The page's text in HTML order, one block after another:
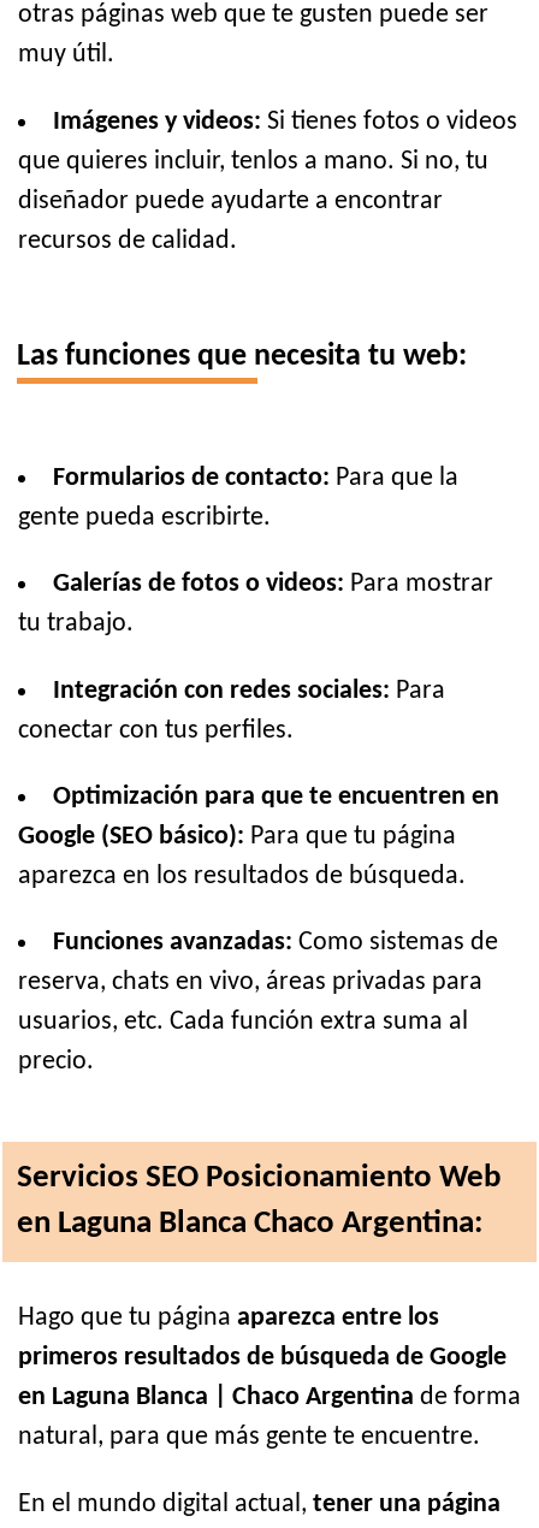
otras páginas web que te gusten puede ser
muy útil.
Imágenes y videos: Si tienes fotos o videos
que quieres incluir, tenlos a mano. Si no, tu
diseñador puede ayudarte a encontrar
recursos de calidad.
Las funciones que necesita tu web:
Formularios de contacto: Para que la
gente pueda escribirte.
Galerías de fotos o videos: Para mostrar
tu trabajo.
Integración con redes sociales: Para
conectar con tus perfiles.
Optimización para que te encuentren en
Google (SEO básico): Para que tu página
aparezca en los resultados de búsqueda.
Funciones avanzadas: Como sistemas de
reserva, chats en vivo, áreas privadas para
usuarios, etc. Cada función extra suma al
precio.
Servicios SEO Posicionamiento Web
en Laguna Blanca Chaco Argentina:
Hago que tu página aparezca entre los
primeros resultados de búsqueda de Google
en Laguna Blanca | Chaco Argentina de forma
natural, para que más gente te encuentre.
En el mundo digital actual, tener una página